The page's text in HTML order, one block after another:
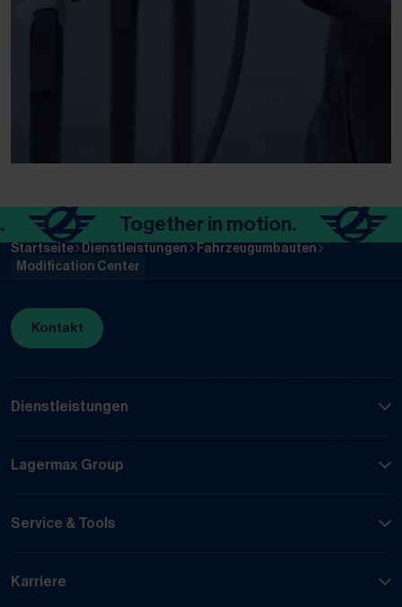
Together in motion.
Startseite Dienstleistungen
Fahrzeugumbauten
Modification Center
Kontakt
Dienstleistungen
Lagermax Group
Service & Tools
Karriere